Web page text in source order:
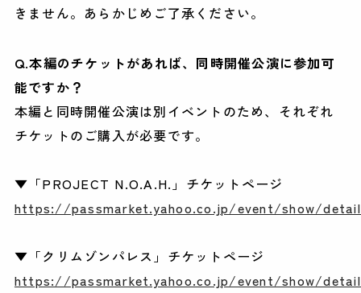
きません。あらかじめご了承ください。
Q.本編のチケットがあれば、同時開催公演に参加可
能ですか？
本編と同時開催公演は別イベントのため、それぞれ
チケットのご購入が必要です。
▼「PROJECT N.O.A.H.」チケットページ
https://passmarket.yahoo.co.jp/event/show/
▼「クリムゾンパレス」チケットページ
https://passmarket.yahoo.co.jp/event/show/